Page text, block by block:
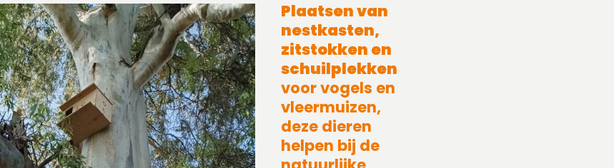
Plaatsen van
nestkasten,
zitstokken en
schuilplekken
voor vogels en
vleermuizen,
deze dieren
helpen bij de